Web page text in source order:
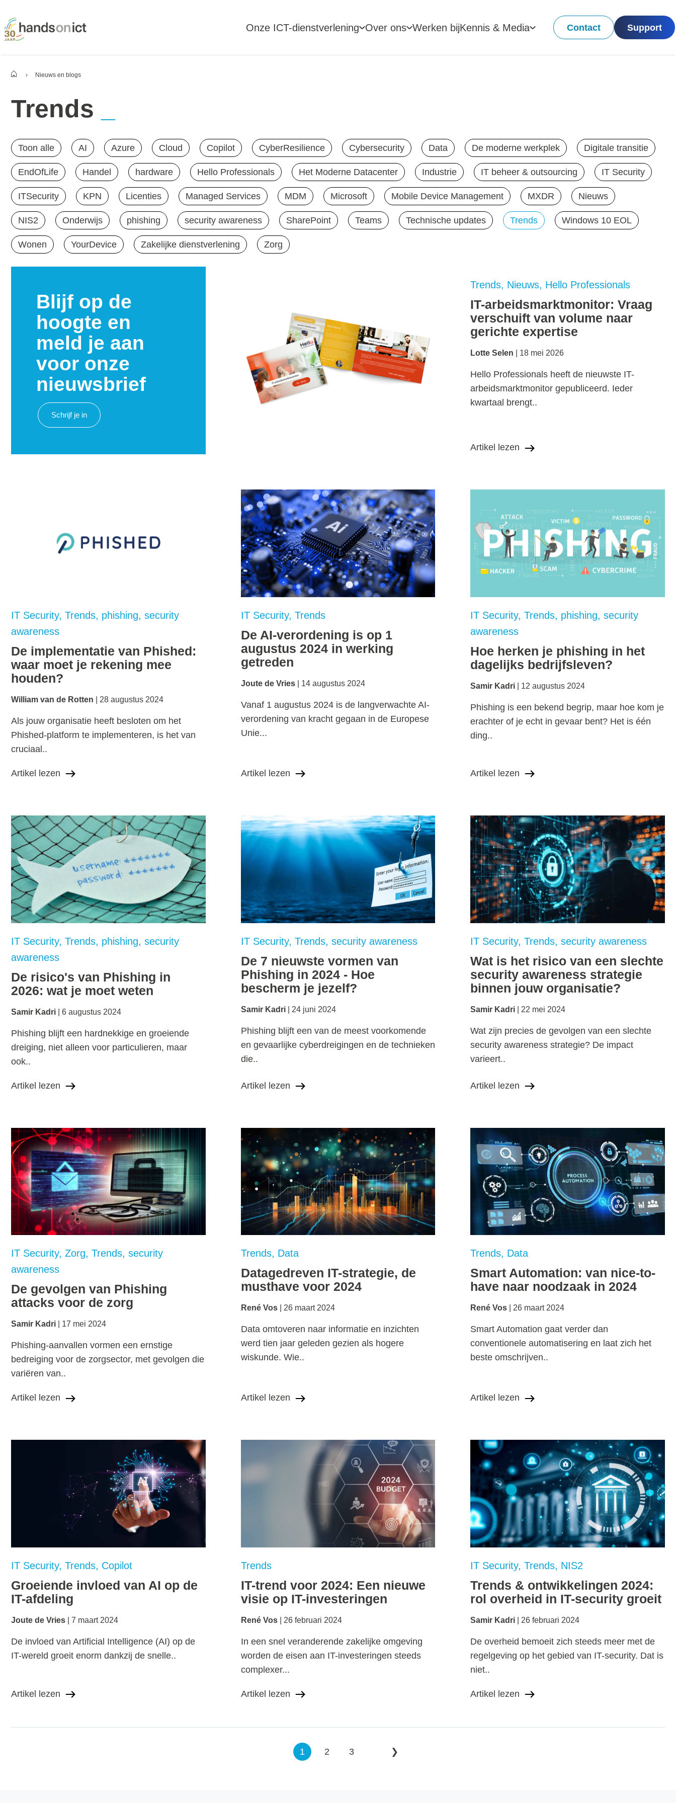
Onze ICT-dienstverlening Over ons Werken bijKennis & Media Contact Support
› Nieuws en blogs
Trends
Toon alle AI Azure Cloud Copilot CyberResilience Cybersecurity Data De moderne werkplek Digitale transitie
EndOfLife Handel hardware Hello Professionals Het Moderne Datacenter Industrie IT beheer & outsourcing IT Security
ITSecurity KPN Licenties Managed Services MDM Microsoft Mobile Device Management MXDR Nieuws
NIS2 Onderwijs phishing security awareness SharePoint Teams Technische updates Trends Windows 10 EOL
Wonen YourDevice Zakelijke dienstverlening Zorg
Blijf op de
hoogte en
meld je aan
voor onze
nieuwsbrief
Schrijf je in
Trends Nieuws Hello Professionals
IT-arbeidsmarktmonitor: Vraag
verschuift van volume naar
gerichte expertise
Lotte Selen 18 mei 2026
Hello Professionals heeft de nieuwste IT-
arbeidsmarktmonitor gepubliceerd. Ieder
kwartaal brengt..
Artikel lezen
IT Security Trends phishing security
awareness
De implementatie van Phished:
waar moet je rekening mee
houden?
William van de Rotten 28 augustus 2024
Als jouw organisatie heeft besloten om het
Phished-platform te implementeren, is het van
cruciaal..
Artikel lezen
IT Security Trends
De AI-verordening is op 1
augustus 2024 in werking
getreden
Joute de Vries 14 augustus 2024
Vanaf 1 augustus 2024 is de langverwachte AI-
verordening van kracht gegaan in de Europese
Unie...
Artikel lezen
IT Security Trends phishing
security
awareness
Hoe herken je phishing in het
dagelijks bedrijfsleven?
Samir Kadri 12 augustus 2024
Phishing is een bekend begrip, maar hoe kom je
erachter of je echt in gevaar bent? Het is één
ding..
Artikel lezen
IT Security Trends phishing security
awareness
De risico's van Phishing in
2026: wat je moet weten
Samir Kadri 6 augustus 2024
Phishing blijft een hardnekkige en groeiende
dreiging, niet alleen voor particulieren, maar
ook..
Artikel lezen
IT Security Trends security awareness
De 7 nieuwste vormen van
Phishing in 2024 - Hoe
bescherm je jezelf?
Samir Kadri 24 juni 2024
Phishing blijft een van de meest voorkomende
en gevaarlijke cyberdreigingen en de technieken
die..
Artikel lezen
IT Security Trends security awareness
Wat is het risico van een slechte
security awareness strategie
binnen jouw organisatie?
Samir Kadri 22 mei 2024
Wat zijn precies de gevolgen van een slechte
security awareness strategie? De impact
varieert..
Artikel lezen
IT Security Zorg Trends security
awareness
De gevolgen van Phishing
attacks voor de zorg
Samir Kadri 17 mei 2024
Phishing-aanvallen vormen een ernstige
bedreiging voor de zorgsector, met gevolgen die
variëren van..
Artikel lezen
Trends Data
Datagedreven IT-strategie, de
musthave voor 2024
René Vos 26 maart 2024
Data omtoveren naar informatie en inzichten
werd tien jaar geleden gezien als hogere
wiskunde. Wie..
Artikel lezen
Trends Data
Smart Automation: van nice-to-
have naar noodzaak in 2024
René Vos 26 maart 2024
Smart Automation gaat verder dan
conventionele automatisering en laat zich het
beste omschrijven..
Artikel lezen
IT Security Trends Copilot
Groeiende invloed van AI op de
IT-afdeling
Joute de Vries 7 maart 2024
De invloed van Artificial Intelligence (AI) op de
IT-wereld groeit enorm dankzij de snelle..
Artikel lezen
Trends
IT-trend voor 2024: Een nieuwe
visie op IT-investeringen
René Vos 26 februari 2024
In een snel veranderende zakelijke omgeving
worden de eisen aan IT-investeringen steeds
complexer...
Artikel lezen
IT Security Trends NIS2
Trends & ontwikkelingen 2024:
rol overheid in IT-security groeit
Samir Kadri 26 februari 2024
De overheid bemoeit zich steeds meer met de
regelgeving op het gebied van IT-security. Dat is
niet..
Artikel lezen
1 2 3 ❯